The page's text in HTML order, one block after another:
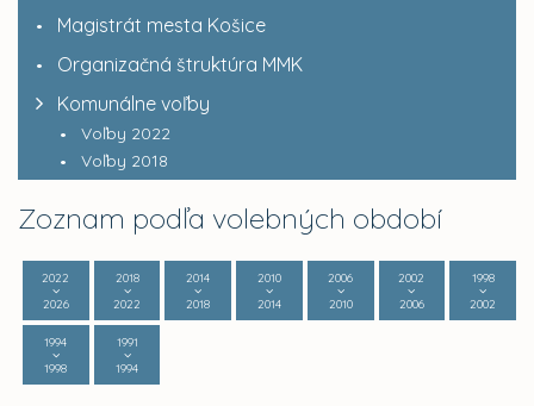
Magistrát mesta Košice
Organizačná štruktúra MMK
Komunálne voľby
Voľby 2022
Voľby 2018
Zoznam podľa volebných období
2022
2026
2018
2022
2014
2018
2010
2014
2006
2010
2002
2006
1998
2002
1994
1998
1991
1994